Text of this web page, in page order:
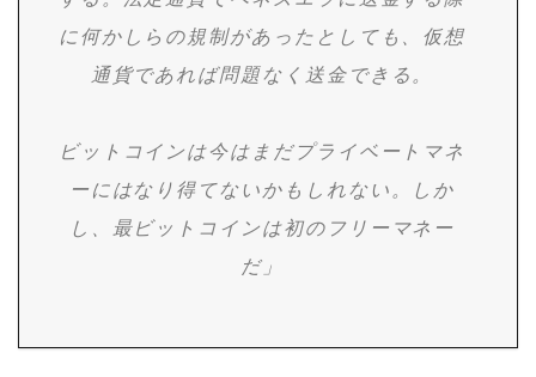
に何かしらの規制があったとしても、仮想
通貨であれば問題なく送金できる。
ビットコインは今はまだプライベートマネ
ーにはなり得てないかもしれない。しか
し、最ビットコインは初のフリーマネー
だ」